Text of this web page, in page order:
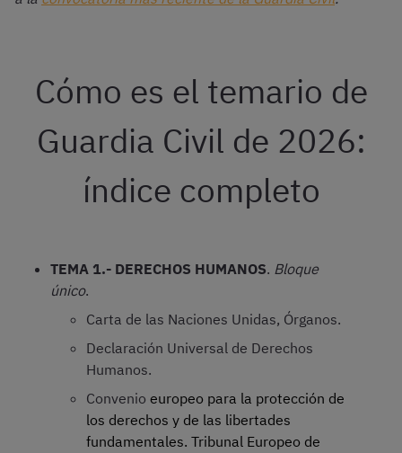
Cómo es el temario de
Guardia Civil de 2026:
índice completo
TEMA 1.- DERECHOS HUMANOS. Bloque
único.
Carta de las Naciones Unidas, Órganos.
Declaración Universal de Derechos
Humanos.
Convenio europeo para la protección de
los derechos y de las libertades
fundamentales. Tribunal Europeo de